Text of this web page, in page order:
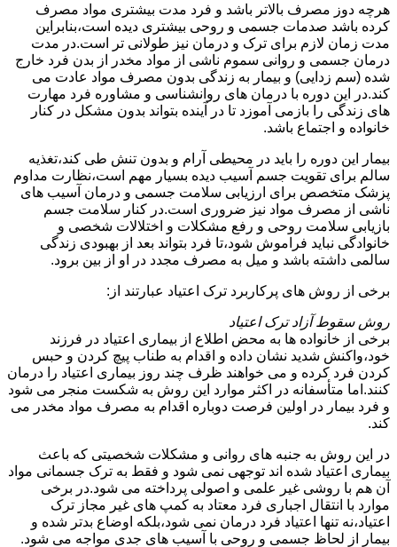
هرچه دوز مصرف بالاتر باشد و فرد مدت بیشتری مواد مصرف
کرده باشد صدمات جسمی و روحی بیشتری دیده است،بنابراین
مدت زمان لازم برای ترک و درمان نیز طولانی تر است.در مدت
درمان جسمی و روانی سموم ناشی از مواد مخدر از بدن فرد خارج
شده (سم زدایی) و بیمار به زندگی بدون مصرف مواد عادت می
کند.در این دوره با درمان های روانشناسی و مشاوره فرد مهارت
های زندگی را بازمی آموزد تا در آینده بتواند بدون مشکل در کنار
خانواده و اجتماع باشد.
بیمار این دوره را باید در محیطی آرام و بدون تنش طی کند،تغذیه
سالم برای تقویت جسم آسیب دیده بسیار مهم است،نظارت مداوم
پزشک متخصص برای ارزیابی سلامت جسمی و درمان آسیب های
ناشی از مصرف مواد نیز ضروری است.در کنار سلامت جسم
بازیابی سلامت روحی و رفع مشکلات و اختلالات شخصی و
خانوادگی نباید فراموش شود،تا فرد بتواند بعد از بهبودی زندگی
سالمی داشته باشد و میل به مصرف مجدد در او از بین برود.
برخی از روش های پرکاربرد ترک اعتیاد عبارتند از:
روش سقوط آزاد ترک اعتیاد
برخی از خانواده ها به محض اطلاع از بیماری اعتیاد در فرزند
خود،واکنش شدید نشان داده و اقدام به طناب پیچ کردن و حبس
کردن فرد کرده و می خواهند ظرف چند روز بیماری اعتیاد را درمان
کنند.اما متأسفانه در اکثر موارد این روش به شکست منجر می شود
و فرد بیمار در اولین فرصت دوباره اقدام به مصرف مواد مخدر می
کند.
در این روش به جنبه های روانی و مشکلات شخصیتی که باعث
بیماری اعتیاد شده اند توجهی نمی شود و فقط به ترک جسمانی مواد
آن هم با روشی غیر علمی و اصولی پرداخته می شود.در برخی
موارد با انتقال اجباری فرد معتاد به کمپ های غیر مجاز ترک
اعتیاد،نه تنها اعتیاد فرد درمان نمی شود،بلکه اوضاع بدتر شده و
بیمار از لحاظ جسمی و روحی با آسیب های جدی مواجه می شود.